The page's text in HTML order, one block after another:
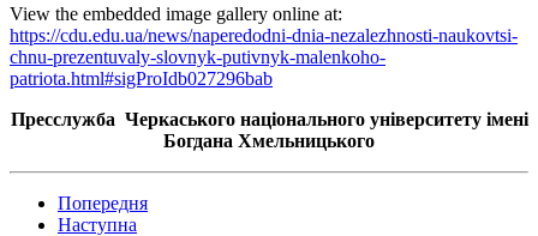
View the embedded image gallery online at:
https://cdu.edu.ua/news/naperedodni-dnia-nezalezhnosti-naukovtsi-
chnu-prezentuvaly-slovnyk-putivnyk-malenkoho-
patriota.html#sigProIdb027296bab
Пресслужба Черкаського національного університету імені
Богдана Хмельницького
Попередня
Наступна